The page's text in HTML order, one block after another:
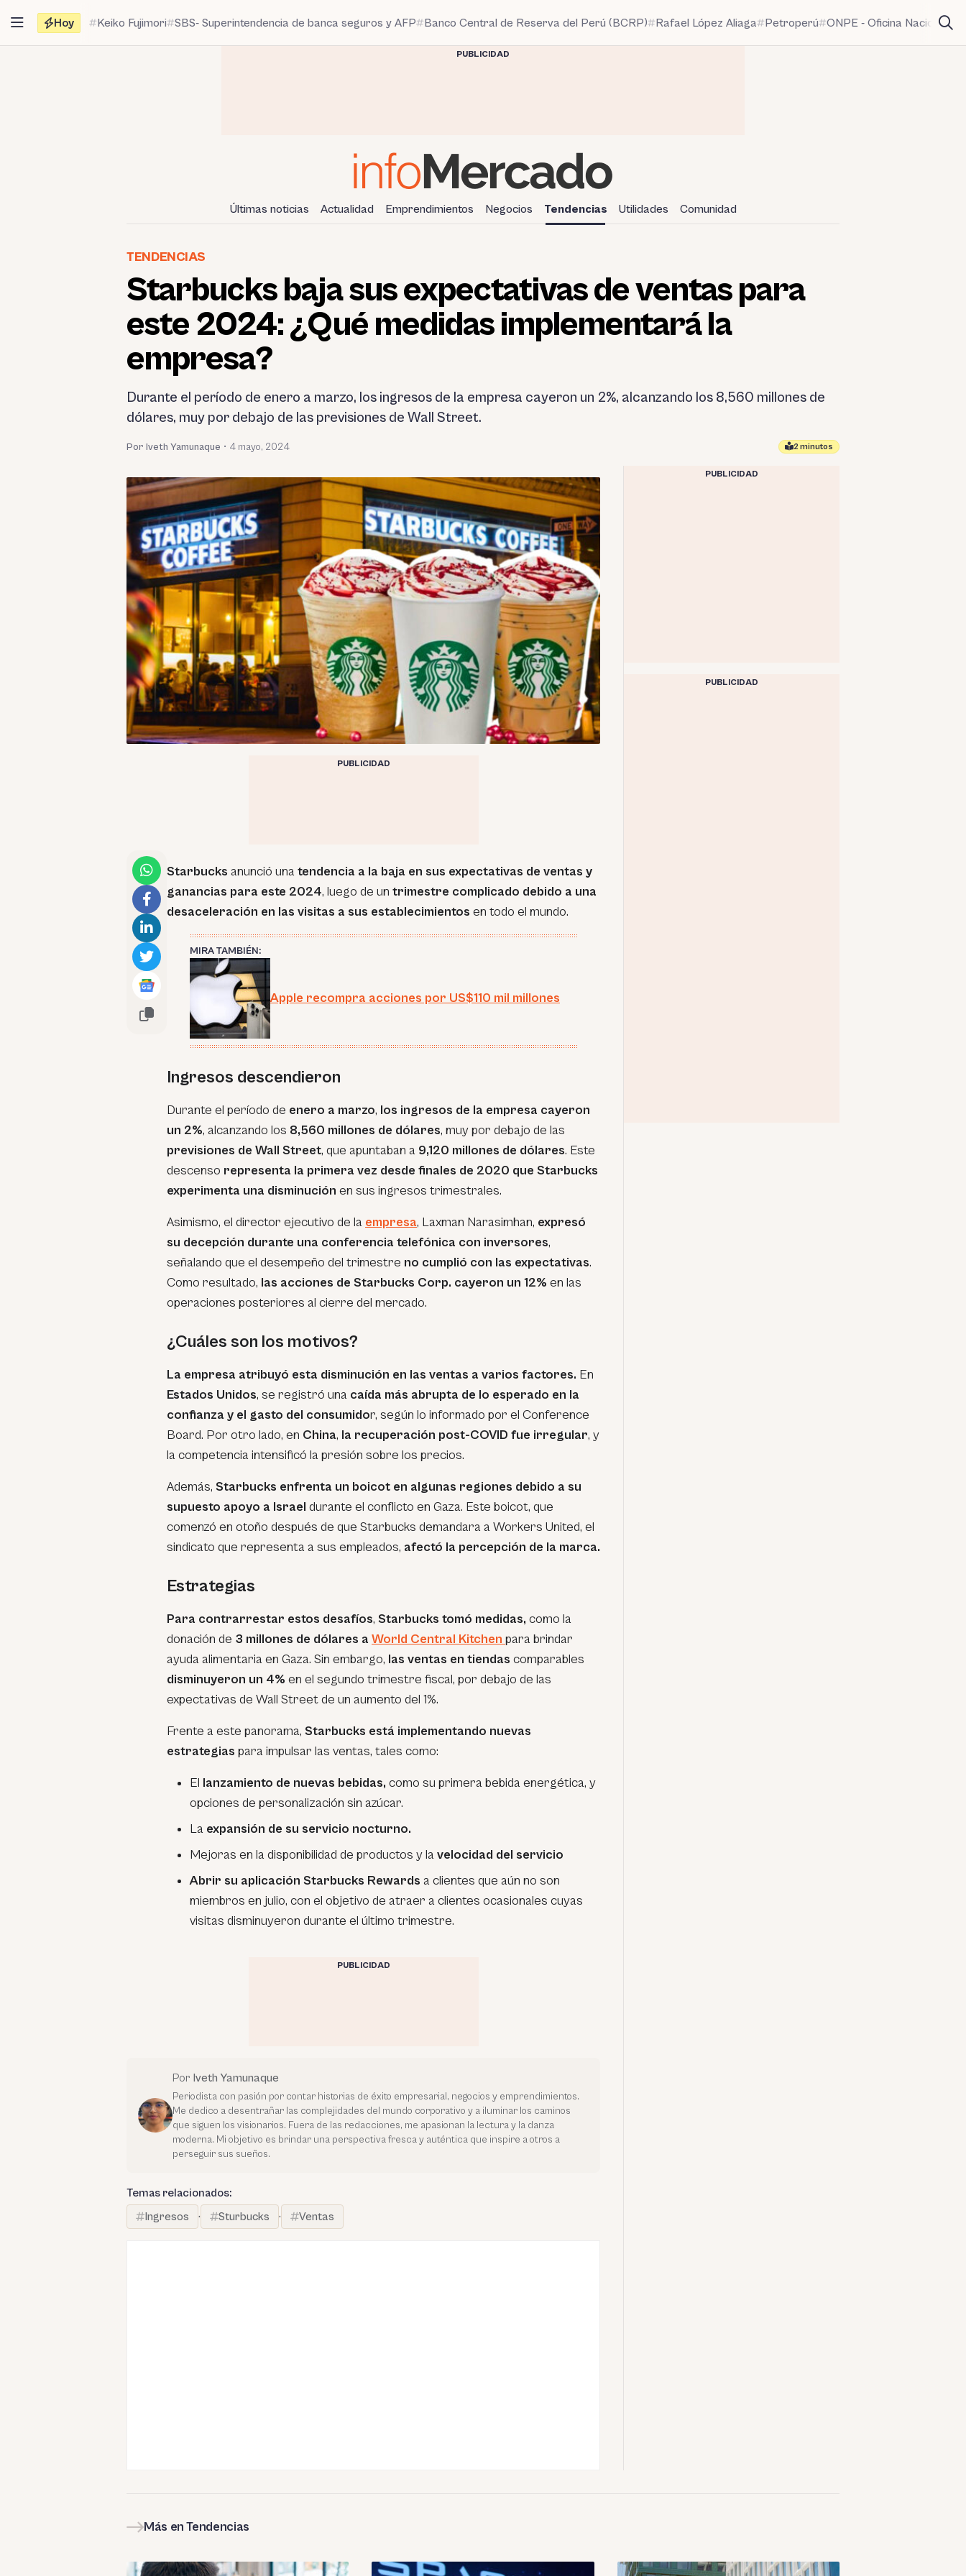
contenido
Hoy Keiko Fujimori SBS- Superintendencia de banca seguros y AFP Banco Central de Reserva del Perú (BCRP) Rafael López Aliaga Petroperú ONPE - Oficina Nacional
PUBLICIDAD
Últimas noticias Actualidad Emprendimientos Negocios Tendencias Utilidades Comunidad
TENDENCIAS
Starbucks baja sus expectativas de ventas para
este 2024: ¿Qué medidas implementará la
empresa?
Durante el período de enero a marzo, los ingresos de la empresa cayeron un 2%, alcanzando los 8,560 millones de
dólares, muy por debajo de las previsiones de Wall Street.
Por Iveth Yamunaque • 4 mayo, 2024 2 minutos
PUBLICIDAD
Starbucks anunció una tendencia a la baja en sus expectativas de ventas y
ganancias para este 2024, luego de un trimestre complicado debido a una
desaceleración en las visitas a sus establecimientos en todo el mundo.
MIRA TAMBIÉN:
Apple recompra acciones por US$110 mil millones
Ingresos descendieron
Durante el período de enero a marzo, los ingresos de la empresa cayeron
un 2%, alcanzando los 8,560 millones de dólares, muy por debajo de las
previsiones de Wall Street, que apuntaban a 9,120 millones de dólares. Este
descenso representa la primera vez desde finales de 2020 que Starbucks
experimenta una disminución en sus ingresos trimestrales.
Asimismo, el director ejecutivo de la empresa, Laxman Narasimhan, expresó
su decepción durante una conferencia telefónica con inversores,
señalando que el desempeño del trimestre no cumplió con las expectativas.
Como resultado, las acciones de Starbucks Corp. cayeron un 12% en las
operaciones posteriores al cierre del mercado.
¿Cuáles son los motivos?
La empresa atribuyó esta disminución en las ventas a varios factores. En
Estados Unidos, se registró una caída más abrupta de lo esperado en la
confianza y el gasto del consumidor, según lo informado por el Conference
Board. Por otro lado, en China, la recuperación post-COVID fue irregular, y
la competencia intensificó la presión sobre los precios.
Además, Starbucks enfrenta un boicot en algunas regiones debido a su
supuesto apoyo a Israel durante el conflicto en Gaza. Este boicot, que
comenzó en otoño después de que Starbucks demandara a Workers United, el
sindicato que representa a sus empleados, afectó la percepción de la marca.
Estrategias
Para contrarrestar estos desafíos, Starbucks tomó medidas, como la
donación de 3 millones de dólares a World Central Kitchen para brindar
ayuda alimentaria en Gaza. Sin embargo, las ventas en tiendas comparables
disminuyeron un 4% en el segundo trimestre fiscal, por debajo de las
expectativas de Wall Street de un aumento del 1%.
Frente a este panorama, Starbucks está implementando nuevas
estrategias para impulsar las ventas, tales como:
El lanzamiento de nuevas bebidas, como su primera bebida energética, y
opciones de personalización sin azúcar.
La expansión de su servicio nocturno.
Mejoras en la disponibilidad de productos y la velocidad del servicio
Abrir su aplicación Starbucks Rewards a clientes que aún no son
miembros en julio, con el objetivo de atraer a clientes ocasionales cuyas
visitas disminuyeron durante el último trimestre.
PUBLICIDAD
Por Iveth Yamunaque
Periodista con pasión por contar historias de éxito empresarial, negocios y emprendimientos.
Me dedico a desentrañar las complejidades del mundo corporativo y a iluminar los caminos
que siguen los visionarios. Fuera de las redacciones, me apasionan la lectura y la danza
moderna. Mi objetivo es brindar una perspectiva fresca y auténtica que inspire a otros a
perseguir sus sueños.
Temas relacionados:
Ingresos
· Sturbucks · Ventas
PUBLICIDAD
PUBLICIDAD
Más en Tendencias